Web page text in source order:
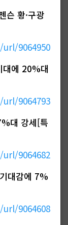
슨 황·구광
9064950
대에 20%대
9064793
대 강세[특
9064682
대감에 7%
9064608